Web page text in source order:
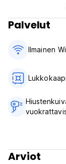
Palvelut
Ilmainen
Arviot